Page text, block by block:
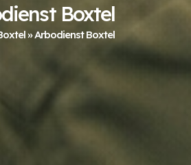
Boxtel
»Arbodienst Boxtel